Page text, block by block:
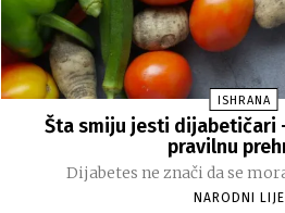
ISHRANA
Šta smiju jesti dijabetičari
pravilnu
Dijabetes ne znači da se
NARODNI